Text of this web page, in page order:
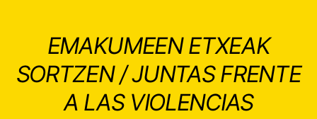
EMAKUMEEN ETXEAK
SORTZEN / JUNTAS FRENTE
A LAS VIOLENCIAS